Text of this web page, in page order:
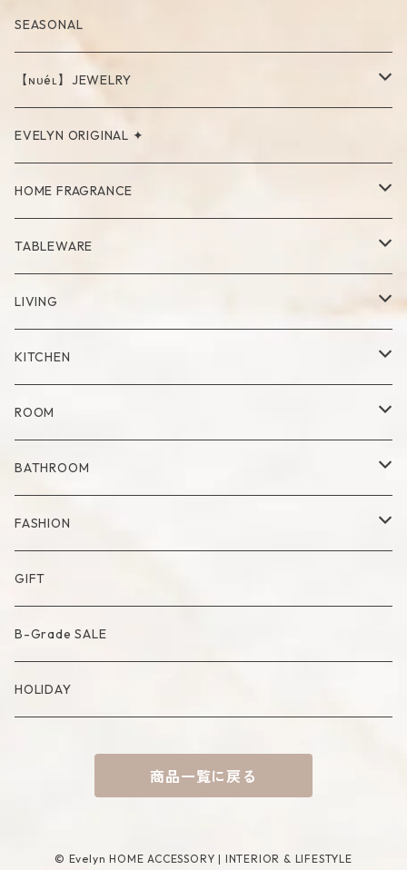
SEASONAL
【ɴᴜéʟ】JEWELRY
PIERCE
NECKLACE
RING
EVELYN ORIGINAL ✦
HOME FRAGRANCE
Palo Santo
TABLEWARE
Cup
Mug
Glass
Plate
Set
Milk Pitcher
Bowl
Cutlery
Compote・Cake Stand
Placemat
LIVING
Vase
Dry Flower Vase
Tray
Fabric Poster
Artificial Flower
Artificial Bouquet
Candle
Candle Accessory
Basket
Incense Accessory
KITCHEN
Kitchen Tool
Tea Pot
ROOM
Blanket
Accessory Case
Lamp
Object
Mirror
BATHROOM
Towel
Mat
FASHION
Bag
Socks
GIFT
B-Grade SALE
HOLIDAY
商品一覧に戻る
© Evelyn HOME ACCESSORY | INTERIOR & LIFESTYLE